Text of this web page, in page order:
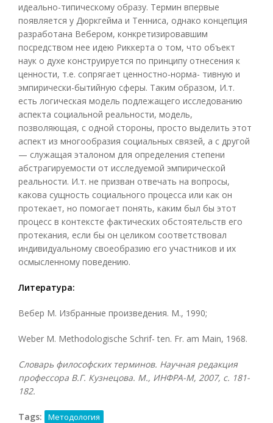
идеально-типическому образу. Термин впервые
появляется у Дюркгейма и Тенниса, однако концепция
разработана Вебером, конкретизировавшим
посредством нее идею Риккерта о том, что объект
наук о духе конструируется по принципу отнесения к
ценности, т.е. сопрягает ценностно-норма- тивную и
эмпирически-бытийную сферы. Таким образом, И.т.
есть логическая модель подлежащего исследованию
аспекта социальной реальности, модель,
позволяющая, с одной стороны, просто выделить этот
аспект из многообразия социальных связей, а с другой
— служащая эталоном для определения степени
абстрагируемости от исследуемой эмпирической
реальности. И.т. не призван отвечать на вопросы,
какова сущность социального процесса или как он
протекает, но помогает понять, каким был бы этот
процесс в контексте фактических обстоятельств его
протекания, если бы он целиком соответствовал
индивидуальному своеобразию его участников и их
осмысленному поведению.
Литература:
Вебер М. Избранные произведения. М., 1990;
Weber М. Methodologische Schrif- ten. Fr. am Main, 1968.
Словарь философских терминов. Научная редакция
профессора В.Г. Кузнецова. М., ИНФРА-М, 2007, с. 181-
182.
Tags: Методология